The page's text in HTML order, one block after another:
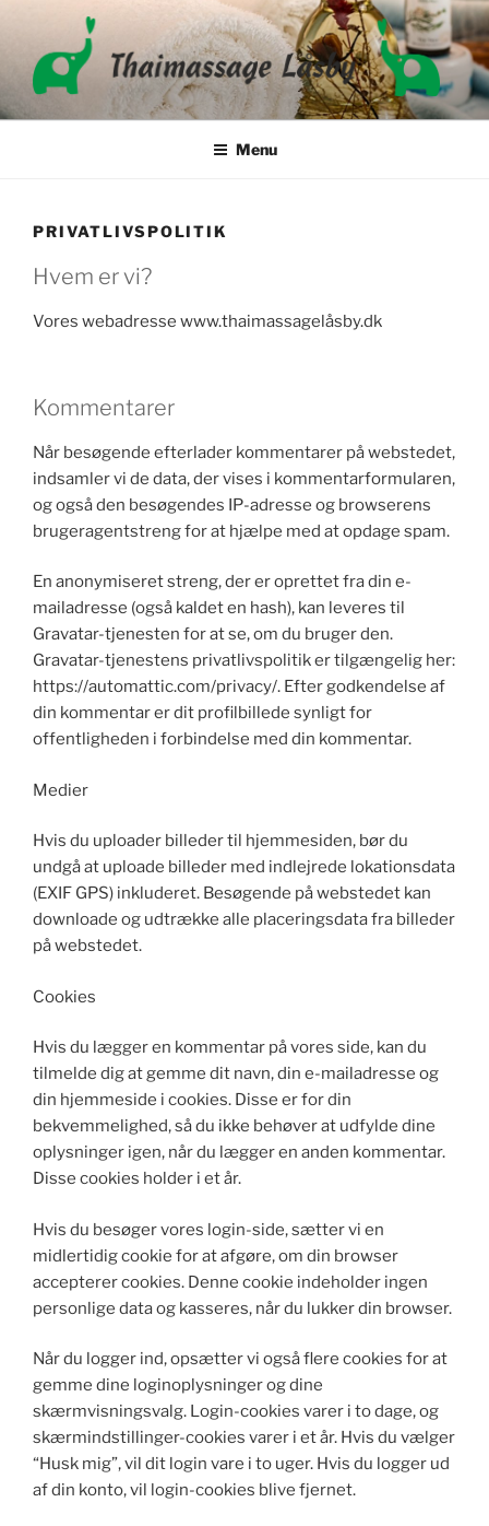
indhold
THAIMASSAGE LÅSBY
Menu
PRIVATLIVSPOLITIK
Hvem er vi?
Vores webadresse www.thaimassagelåsby.dk
Kommentarer
Når besøgende efterlader kommentarer på webstedet,
indsamler vi de data, der vises i kommentarformularen,
og også den besøgendes IP-adresse og browserens
brugeragentstreng for at hjælpe med at opdage spam.
En anonymiseret streng, der er oprettet fra din e-
mailadresse (også kaldet en hash), kan leveres til
Gravatar-tjenesten for at se, om du bruger den.
Gravatar-tjenestens privatlivspolitik er tilgængelig her:
https://automattic.com/privacy/. Efter godkendelse af
din kommentar er dit profilbillede synligt for
offentligheden i forbindelse med din kommentar.
Medier
Hvis du uploader billeder til hjemmesiden, bør du
undgå at uploade billeder med indlejrede lokationsdata
(EXIF GPS) inkluderet. Besøgende på webstedet kan
downloade og udtrække alle placeringsdata fra billeder
på webstedet.
Cookies
Hvis du lægger en kommentar på vores side, kan du
tilmelde dig at gemme dit navn, din e-mailadresse og
din hjemmeside i cookies. Disse er for din
bekvemmelighed, så du ikke behøver at udfylde dine
oplysninger igen, når du lægger en anden kommentar.
Disse cookies holder i et år.
Hvis du besøger vores login-side, sætter vi en
midlertidig cookie for at afgøre, om din browser
accepterer cookies. Denne cookie indeholder ingen
personlige data og kasseres, når du lukker din browser.
Når du logger ind, opsætter vi også flere cookies for at
gemme dine loginoplysninger og dine
skærmvisningsvalg. Login-cookies varer i to dage, og
skærmindstillinger-cookies varer i et år. Hvis du vælger
“Husk mig”, vil dit login vare i to uger. Hvis du logger ud
af din konto, vil login-cookies blive fjernet.